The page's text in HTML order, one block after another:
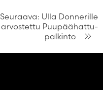
Seuraava: Ulla Donnerille
arvostettu Puupäähattu-
palkinto